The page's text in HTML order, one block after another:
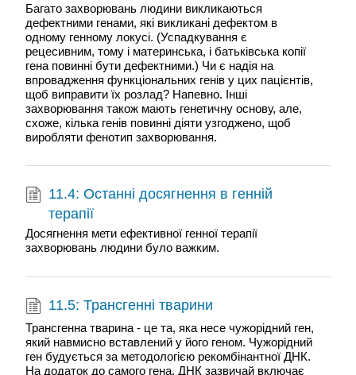
Багато захворювань людини викликаються
дефектними генами, які викликані дефектом в
одному генному локусі. (Успадкування є
рецесивним, тому і материнська, і батьківська копії
гена повинні бути дефектними.) Чи є надія на
впровадження функціональних генів у цих пацієнтів,
щоб виправити їх розлад? Напевно. Інші
захворювання також мають генетичну основу, але,
схоже, кілька генів повинні діяти узгоджено, щоб
виробляти фенотип захворювання.
11.4: Останні досягнення в генній
терапії
Досягнення мети ефективної генної терапії
захворювань людини було важким.
11.5: Трансгенні тварини
Трансгенна тварина - це та, яка несе чужорідний ген,
який навмисно вставлений у його геном. Чужорідний
ген будується за методологією рекомбінантної ДНК.
На додаток до самого гена, ДНК зазвичай включає